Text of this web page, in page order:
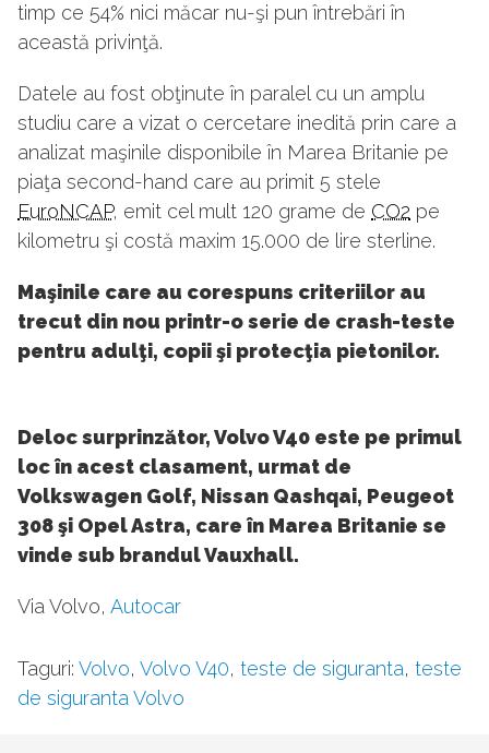
timp ce 54% nici măcar nu-şi pun întrebări în
această privinţă.
Datele au fost obţinute în paralel cu un amplu
studiu care a vizat o cercetare inedită prin care a
analizat maşinile disponibile în Marea Britanie pe
piaţa second-hand care au primit 5 stele
EuroNCAP, emit cel mult 120 grame de CO2 pe
kilometru şi costă maxim 15.000 de lire sterline.
Maşinile care au corespuns criteriilor au
trecut din nou printr-o serie de crash-teste
pentru adulţi, copii şi protecţia pietonilor.
Deloc surprinzător, Volvo V40 este pe primul
loc în acest clasament, urmat de
Volkswagen Golf, Nissan Qashqai, Peugeot
308 şi Opel Astra, care în Marea Britanie se
vinde sub brandul Vauxhall.
Via Volvo, Autocar
Taguri: Volvo, Volvo V40, teste de siguranta, teste
de siguranta Volvo